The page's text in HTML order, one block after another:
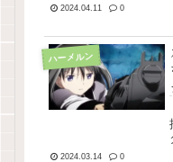
2024.04.11 0
ハーメルン
2024.03.14 0